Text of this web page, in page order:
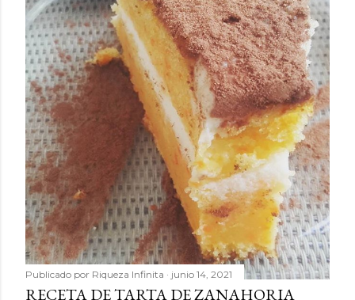
Publicado por Riqueza Infinita junio 14, 2021
RECETA DE TARTA DE ZANAHORIA